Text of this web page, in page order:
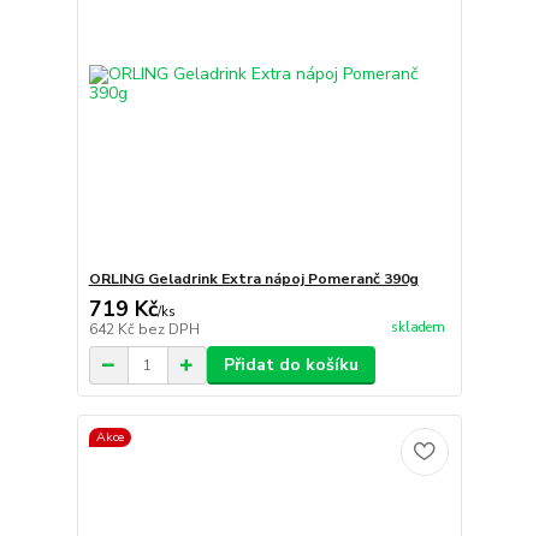
ORLING Geladrink Extra nápoj Pomeranč 390g
719 Kč/ks
642 Kč bez DPH skladem
Přidat do košíku
Akce